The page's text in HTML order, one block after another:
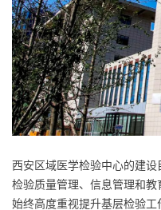
西安区域医学检验中心的建设
检验质量管理、信息管理和教
始终高度重视提升基层检验